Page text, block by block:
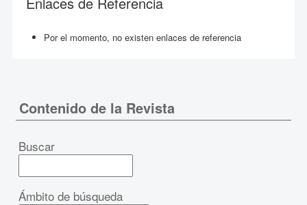
Por el momento, no existen enlaces de referencia
Contenido de la Revista
Buscar
Ámbito de búsqueda